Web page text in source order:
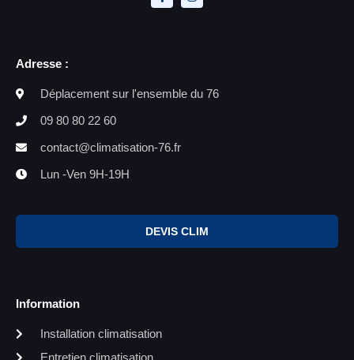
Adresse :
Déplacement sur l'ensemble du 76
09 80 80 22 60
contact@climatisation-76.fr
Lun -Ven 9H-19H
DEVIS CLIM
Information
Installation climatisation
Entretien climatisation